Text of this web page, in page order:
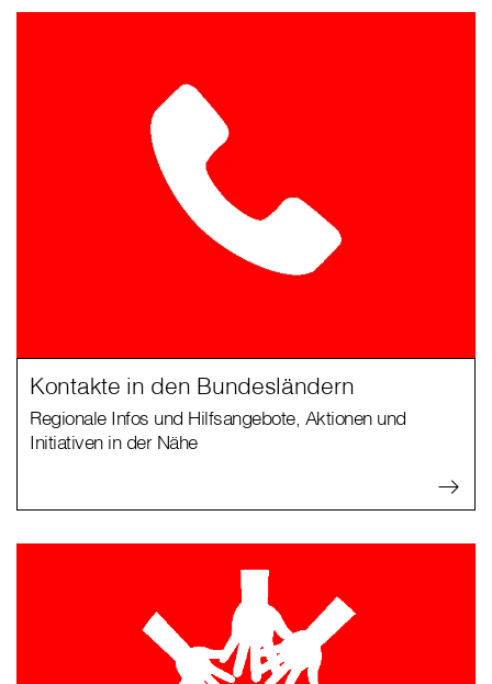
Kontakte in den Bundesländern
Regionale Infos und Hilfsangebote, Aktionen und
Initiativen in der Nähe